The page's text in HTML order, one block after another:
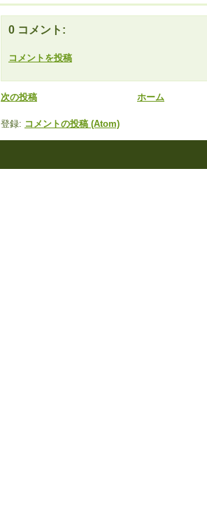
0 コメント:
コメントを投稿
次の投稿 ホーム
登録: コメントの投稿 (Atom)